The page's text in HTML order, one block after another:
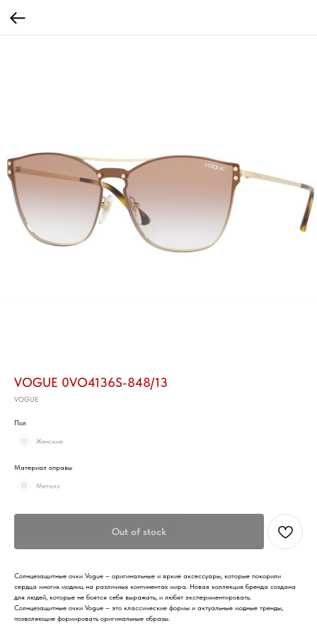
VOGUE 0VO4136S-848/13
VOGUE
Пол
Женские
Материал оправы
Металл
Out of stock
Солнцезащитные очки Vogue – оригинальные и яркие аксессуары, которые покорили
сердца многих модниц на различных континентах мира. Новая коллекция бренда создана
для людей, которые не боятся себя выражать, и любят экспериментировать.
Солнцезащитные очки Vogue – это классические формы и актуальные модные тренды,
позволяющие формировать оригинальные образы.